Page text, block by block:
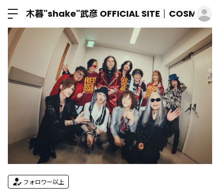
木暮"shake"武彦 OFFICIAL SITE│COSMIC
フォロワー以上